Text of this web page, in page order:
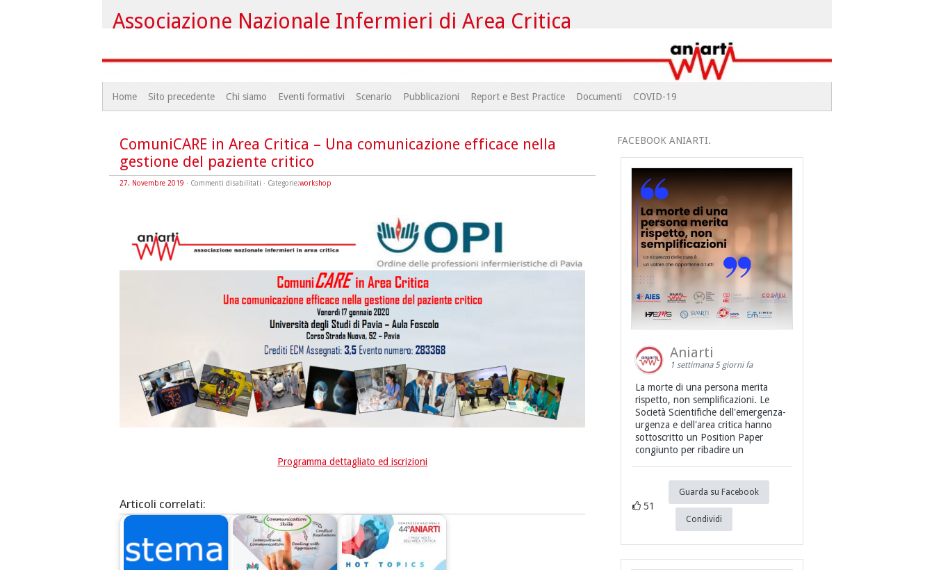
Associazione Nazionale Infermieri di Area Critica
Home Sito precedente Chi siamo Eventi formativi Scenario Pubblicazioni Report e Best Practice Documenti COVID-19
ComuniCARE in Area Critica – Una comunicazione efficace nella
gestione del paziente critico
27. Novembre 2019 · Commenti disabilitati su
ComuniCARE
efficace
nella
· Categorie:workshop
Programma dettagliato ed iscrizioni
Articoli correlati:
FACEBOOK ANIARTI.
Aniarti
1 settimana 5 giorni fa
La morte di una persona merita
rispetto, non semplificazioni. Le
Società Scientifiche dell'emergenza-
urgenza e dell'area critica hanno
sottoscritto un Position Paper
congiunto per ribadire un
51
Guarda su Facebook
Condividi